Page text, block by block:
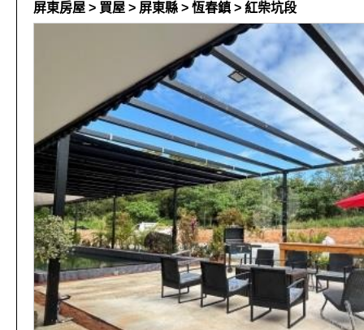
屏東房屋 > 買屋 > 屏東縣 > 恆春鎮 > 紅柴坑段